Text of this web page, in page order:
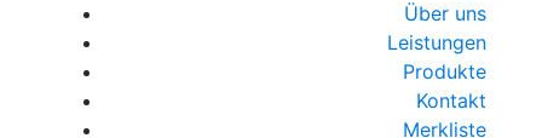
Über uns
Leistungen
Produkte
Kontakt
Merkliste